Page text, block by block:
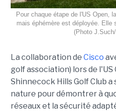
Pour chaque étape de l'US Open,
mais éphémère est déployée. Elle
(Photo
La collaboration de Cisco
golf association) lors de l'US
Shinnecock Hills Golf Club
nature pour démontrer à
réseaux et la sécurité